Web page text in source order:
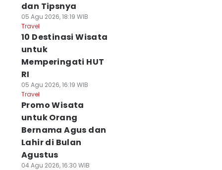
dan Tipsnya
05 Agu 2026, 18:19 WIB
Travel
10 Destinasi Wisata
untuk
Memperingati HUT
RI
05 Agu 2026, 16:19 WIB
Travel
Promo Wisata
untuk Orang
Bernama Agus dan
Lahir di Bulan
Agustus
04 Agu 2026, 16:30 WIB